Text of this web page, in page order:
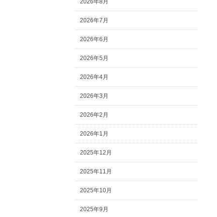
2026年8月
2026年7月
2026年6月
2026年5月
2026年4月
2026年3月
2026年2月
2026年1月
2025年12月
2025年11月
2025年10月
2025年9月